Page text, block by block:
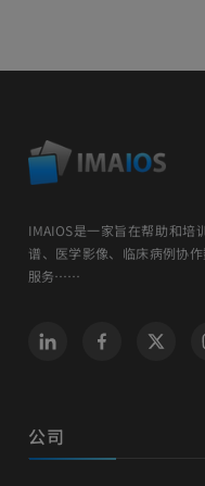
IMAIOS是一家旨在帮助和培
谱、医学影像、临床病例协
服务……
公司